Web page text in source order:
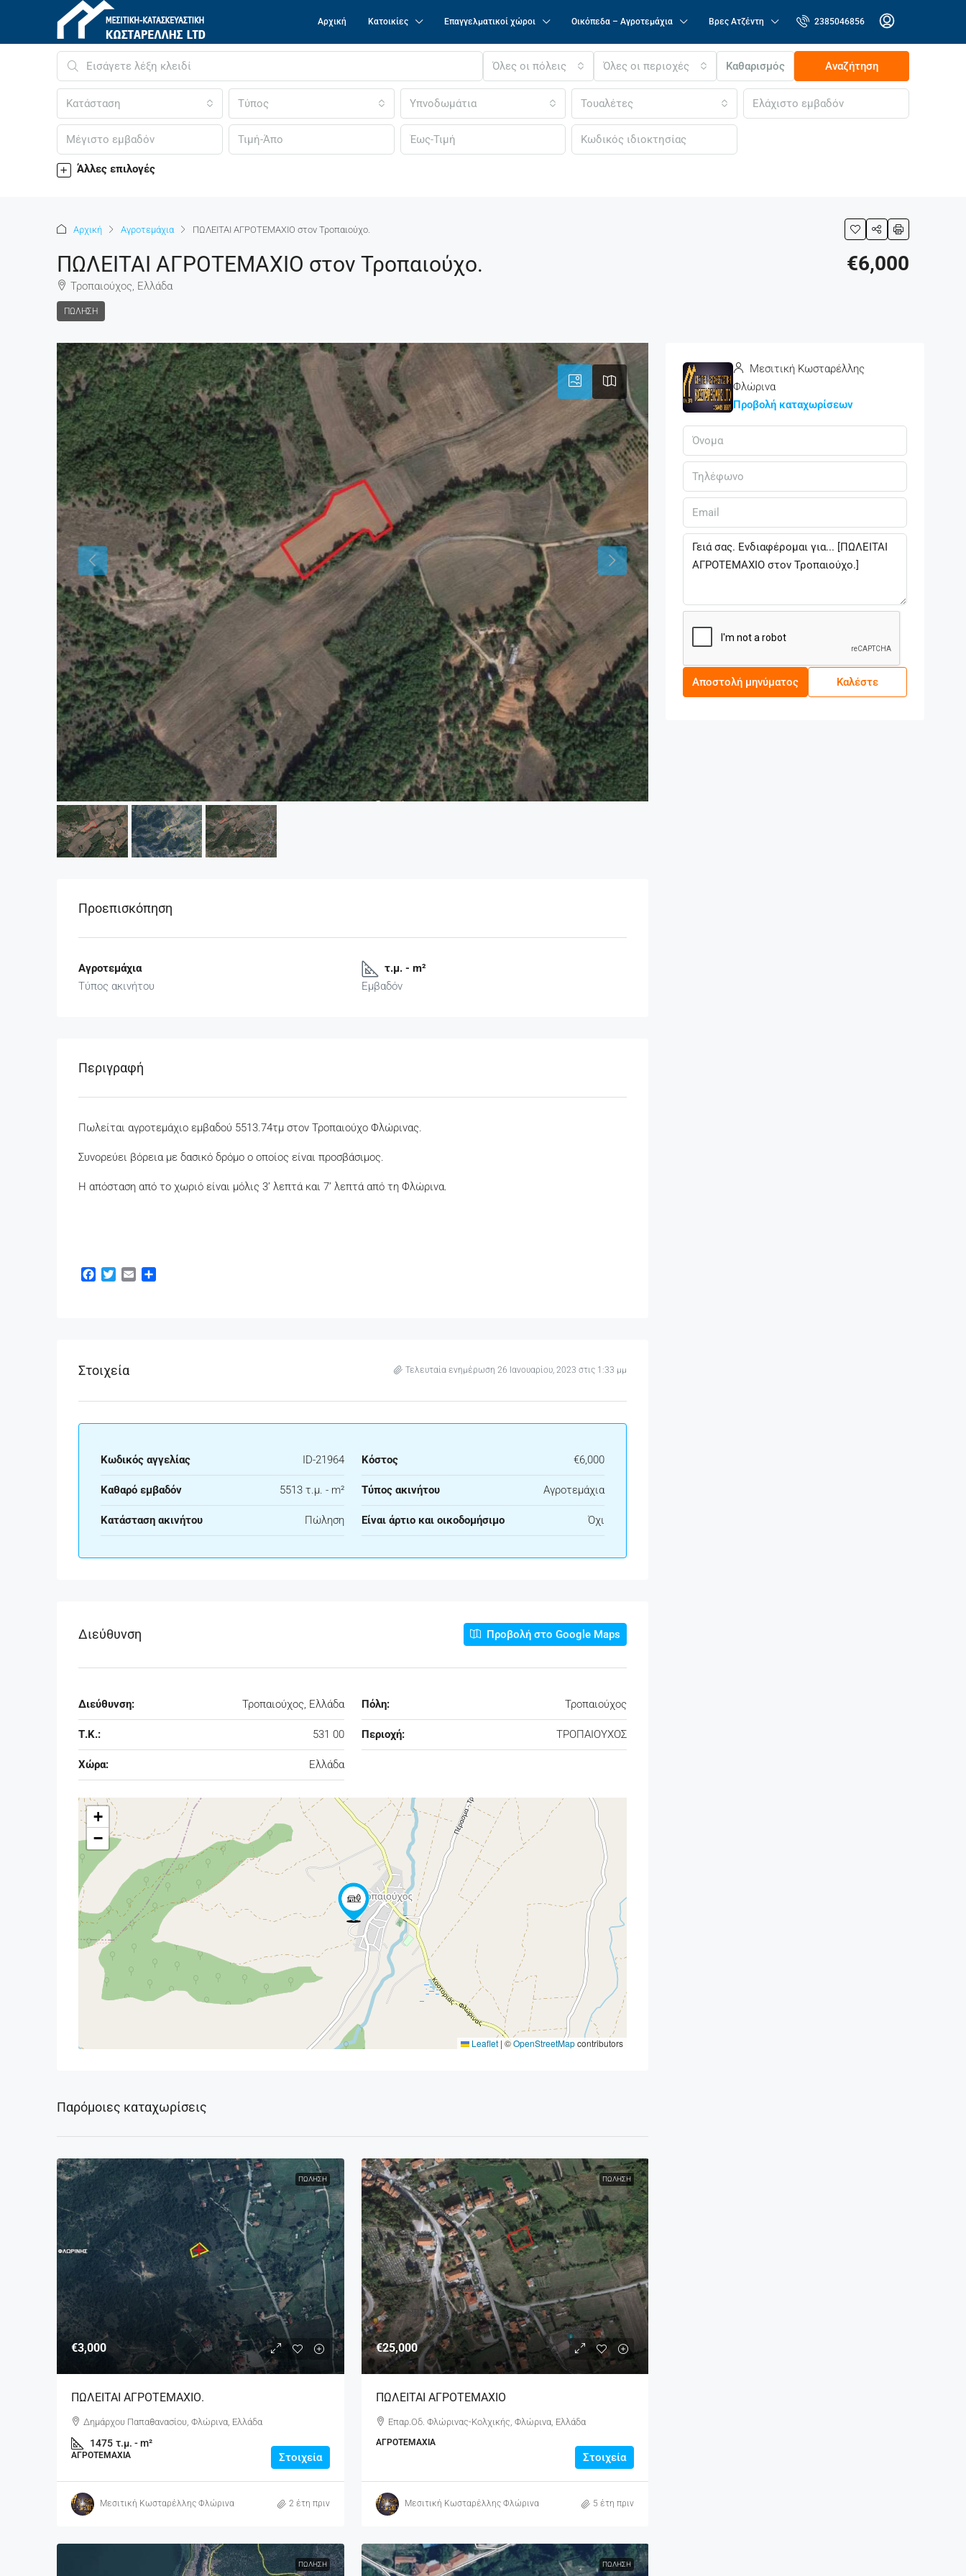
Αρχική Κατοικίες Επαγγελματικοί χώροι Οικόπεδα – Αγροτεμάχια Βρες Ατζέντη 2385046856
Όλες οι πόλεις Όλες οι περιοχές Καθαρισμός Αναζήτηση
Κατάσταση Τύπος Υπνοδωμάτια Τουαλέτες
Άλλες επιλογές
Αρχική Αγροτεμάχια ΠΩΛΕΙΤΑΙ ΑΓΡΟΤΕΜΑΧΙΟ στον Τροπαιούχο.
ΠΩΛΕΙΤΑΙ ΑΓΡΟΤΕΜΑΧΙΟ στον Τροπαιούχο.
Τροπαιούχος, Ελλάδα
ΠΏΛΗΣΗ
€6,000
Προεπισκόπηση
Αγροτεμάχια
Τύπος ακινήτου
τ.μ. - m²
Εμβαδόν
Περιγραφή
Πωλείται αγροτεμάχιο εμβαδού 5513.74τμ στον Τροπαιούχο Φλώρινας.
Συνορεύει βόρεια με δασικό δρόμο ο οποίος είναι προσβάσιμος.
Η απόσταση από το χωριό είναι μόλις 3’ λεπτά και 7’ λεπτά από τη Φλώρινα.
Facebook
TwitterEmail
Στοιχεία Τελευταία ενημέρωση 26 Ιανουαρίου, 2023 στις 1:33 μμ
Κωδικός αγγελίας ID-21964 Κόστος €6,000
Καθαρό εμβαδόν 5513 τ.μ. - m² Τύπος ακινήτου Αγροτεμάχια
Κατάσταση ακινήτου Πώληση Είναι άρτιο και οικοδομήσιμο Όχι
Διεύθυνση Προβολή στο Google Maps
Διεύθυνση: Τροπαιούχος, Ελλάδα Πόλη: Τροπαιούχος
Τ.Κ.: 531 00 Περιοχή: ΤΡΟΠΑΙΟΥΧΟΣ
Χώρα: Ελλάδα
+
−
Leaflet | ©OpenStreetMapcontributors
Παρόμοιες καταχωρίσεις
ΠΏΛΗΣΗ
€3,000
ΠΩΛΕΙΤΑΙ ΑΓΡΟΤΕΜΑΧΙΟ.
Δημάρχου Παπαθανασίου, Φλώρινα, Ελλάδα
1475 τ.μ. - m²
ΑΓΡΟΤΕΜΆΧΙΑ Στοιχεία
Μεσιτική Κωσταρέλλης Φλώρινα 2 έτη πριν
ΠΏΛΗΣΗ
€25,000
ΠΩΛΕΙΤΑΙ ΑΓΡΟΤΕΜΑΧΙΟ
Επαρ.Οδ. Φλώρινας-Κολχικής, Φλώρινα, Ελλάδα
ΑΓΡΟΤΕΜΆΧΙΑ
Στοιχεία
Μεσιτική Κωσταρέλλης Φλώρινα 5 έτη πριν
ΠΏΛΗΣΗ ΠΏΛΗΣΗ
Μεσιτική Κωσταρέλλης
Φλώρινα
Προβολή καταχωρίσεων
Αποστολή μηνύματος Καλέστε